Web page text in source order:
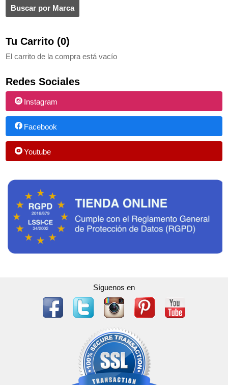
Tu Carrito (0)
El carrito de la compra está vacío
Redes Sociales
Instagram
Facebook
Youtube
Síguenos en